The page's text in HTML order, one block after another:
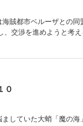
賊都市ベルーザとの
、交渉を進めようと考
０
していた大蛸「魔の